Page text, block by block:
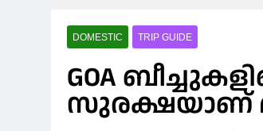
DOMESTIC TRIP GUIDE
GOA
സുരക്ഷയാണ്